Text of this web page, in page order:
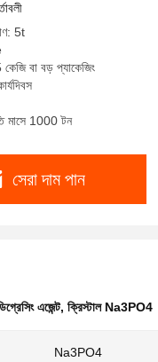
5t
বা বড় প্যাকেজিং
মাসে 1000 টন
সেরা দাম পান
এজেন্ট, ক্রিস্টাল Na3PO4
Na3PO4